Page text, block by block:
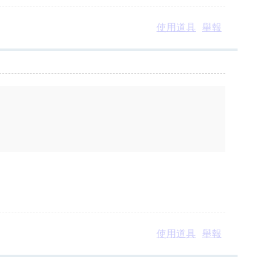
使用道具
舉報
使用道具
舉報